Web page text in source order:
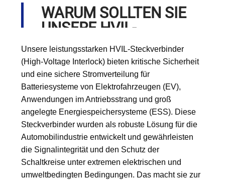
WARUM SOLLTEN SIE
UNSERE HVIL-
STECKVERBINDER
WÄHLEN?
Unsere leistungsstarken HVIL-Steckverbinder
(High-Voltage Interlock) bieten kritische Sicherheit
und eine sichere Stromverteilung für
Batteriesysteme von Elektrofahrzeugen (EV),
Anwendungen im Antriebsstrang und groß
angelegte Energiespeichersysteme (ESS). Diese
Steckverbinder wurden als robuste Lösung für die
Automobilindustrie entwickelt und gewährleisten
die Signalintegrität und den Schutz der
Schaltkreise unter extremen elektrischen und
umweltbedingten Bedingungen. Das macht sie zur